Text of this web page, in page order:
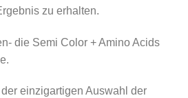
zu erhalten.
die Semi Color + Amino Acids
einzigartigen Auswahl der